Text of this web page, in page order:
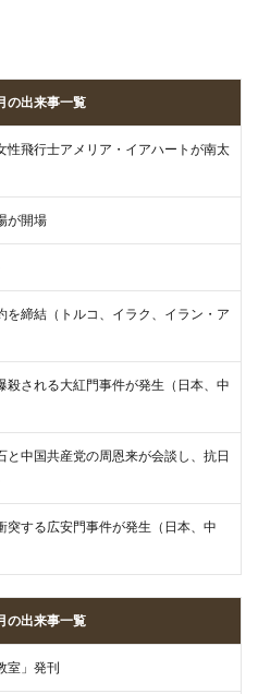
の出来事一覧
性飛行士アメリア・イアハートが南太
が開場
を締結（トルコ、イラク、イラン・ア
殺される大紅門事件が発生（日本、中
と中国共産党の周恩来が会談し、抗日
突する広安門事件が発生（日本、中
の出来事一覧
室」発刊